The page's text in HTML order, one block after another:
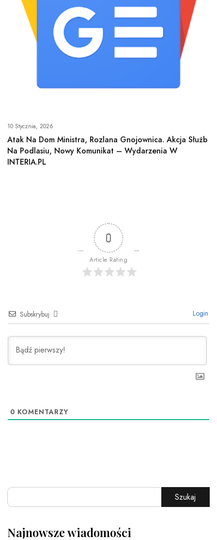
10 Stycznia, 2026
Atak Na Dom Ministra, Rozlana Gnojownica. Akcja Służb
Na Podlasiu, Nowy Komunikat – Wydarzenia W
INTERIA.PL
0
Article Rating
Subskrybuj Login
0 KOMENTARZY
Szukaj
Najnowsze wiadomości